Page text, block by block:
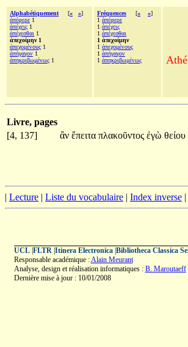
Alphabétiquement [« »]
ἀπέφερε 1
ἀπέχεις 1
ἀπέχεσθαι 1
ἀπεχοίμην 1
ἀπεχομένους 1
ἀπήγαγον 1
ἀπηκριβωμένως 1
Fréquences [« »]
1 ἀπέφερε
1 ἀπέχεις
1 ἀπέχεσθαι
1 ἀπεχοίμην
1 ἀπεχομένους
1 ἀπήγαγον
1 ἀπηκριβωμένως
Livre, pages
[4, 137]
ἂν ἔπειτα πλακοῦντος ἐγὼ θείου
| Lecture | Liste du vocabulaire | Index inverse |
UCL| FLTR| Itinera Electronica| Bibliotheca Classica
Responsable académique :Alain Meurant
Analyse, design et réalisation informatiques : B. Maroutaeff
Dernière mise à jour : 10/01/2008